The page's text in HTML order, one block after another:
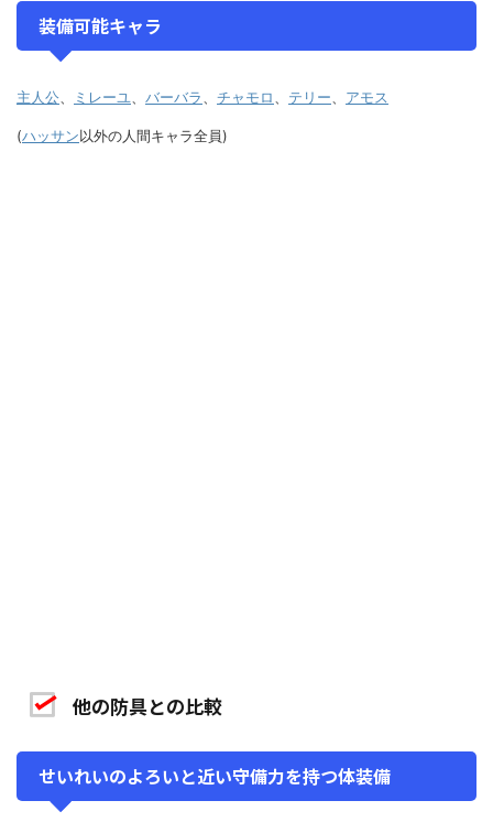
装備可能キャラ
主人公 ミレーユ バーバラ チャモロ テリー アモス
(ハッサン以外の人間キャラ全員)
他の防具との比較
せいれいのよろいと近い守備力を持つ体装備